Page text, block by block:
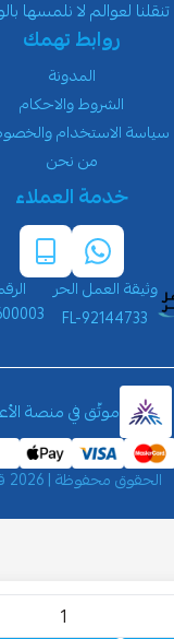
تنقلنا لعوالم لا نلمسها
روابط تهمك
المدونة
الشروط والاحكام
سياسة الاستخدام
من نحن
خدمة العملاء
وثيقة العمل الحر
FL-92144733
موثّق في منصة
الحقوق محفوظة | 2026